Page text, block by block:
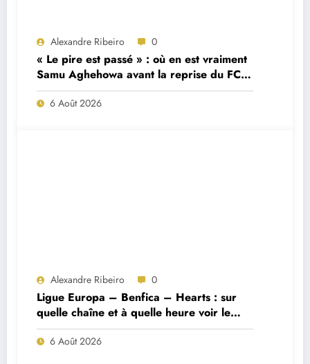
Alexandre Ribeiro 0
« Le pire est passé » : où en est vraiment
Samu Aghehowa avant la reprise du FC
Porto ?
6 Août 2026
Alexandre Ribeiro 0
Ligue Europa – Benfica – Hearts : sur
quelle chaîne et à quelle heure voir le
match ?
6 Août 2026